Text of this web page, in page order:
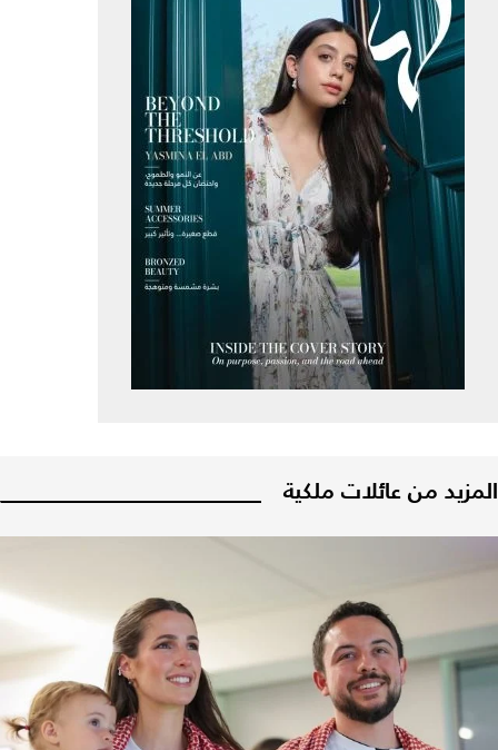
المزيد من عائلات ملكية